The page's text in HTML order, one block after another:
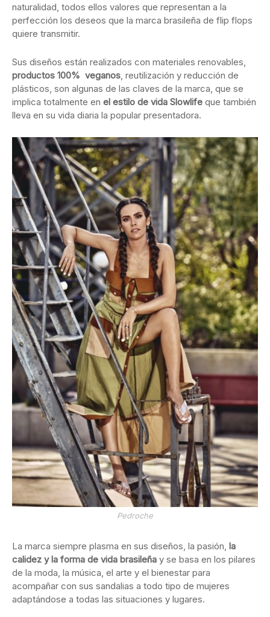
naturalidad, todos ellos valores que representan a la
perfección los deseos que la marca brasileña de flip flops
quiere transmitir.
Sus diseños están realizados con materiales renovables,
productos 100% veganos , reutilización y reducción de
plásticos, son algunas de las claves de la marca, que se
implica totalmente en el estilo de vida Slowlife que también
lleva en su vida diaria la popular presentadora.
Pedroche
La marca siempre plasma en sus diseños, la pasión, la
calidez y la forma de vida brasileña y se basa en los pilares
de la moda, la música, el arte y el bienestar para
acompañar con sus sandalias a todo tipo de mujeres
adaptándose a todas las situaciones y lugares.